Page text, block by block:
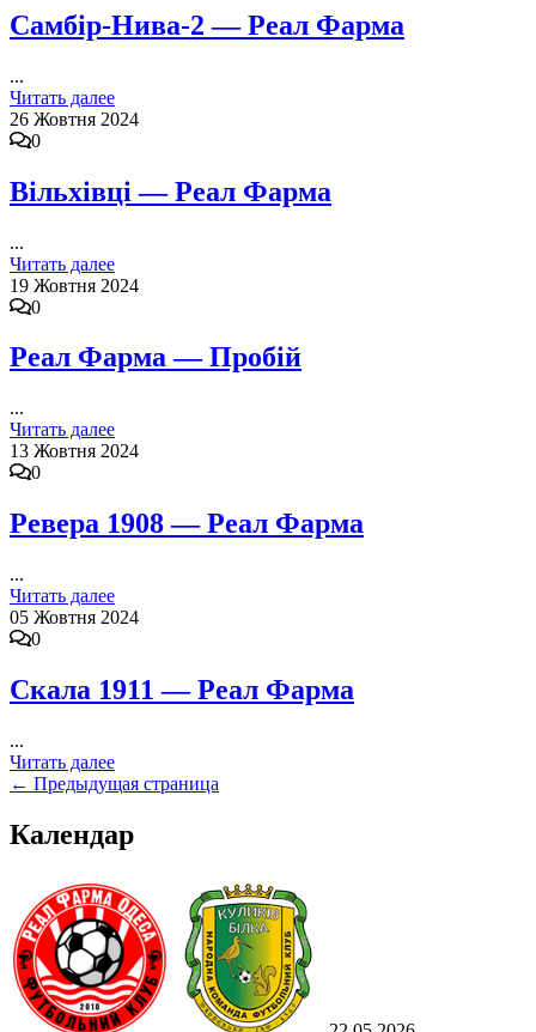
Самбір-Нива-2 — Реал Фарма
...
Читать далее
26 Жовтня 2024
0
Вільхівці — Реал Фарма
...
Читать далее
19 Жовтня 2024
0
Реал Фарма — Пробій
...
Читать далее
13 Жовтня 2024
0
Ревера 1908 — Реал Фарма
...
Читать далее
05 Жовтня 2024
0
Скала 1911 — Реал Фарма
...
Читать далее
Posts
navigation
← Предыдущая страница
Календар